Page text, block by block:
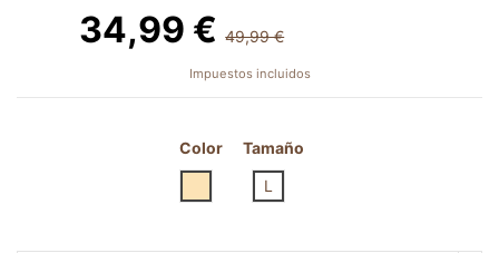
34,99 € 49,99 €
Impuestos incluidos
Color
Tamaño
L